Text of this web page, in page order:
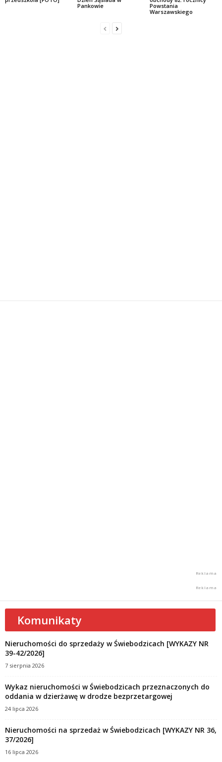
Pankowie
Powstania
Warszawskiego
Komunikaty
Nieruchomości do sprzedaży w Świebodzicach [WYKAZY NR
39-42/2026]
7 sierpnia 2026
Wykaz nieruchomości w Świebodzicach przeznaczonych do
oddania w dzierżawę w drodze bezprzetargowej
24 lipca 2026
Nieruchomości na sprzedaż w Świebodzicach [WYKAZY NR 36,
37/2026]
16 lipca 2026